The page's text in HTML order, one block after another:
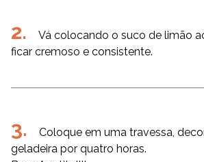
Vá colocando o suco de limão
ficar cremoso e consistente.
Coloque em uma travessa,
geladeira por quatro horas.